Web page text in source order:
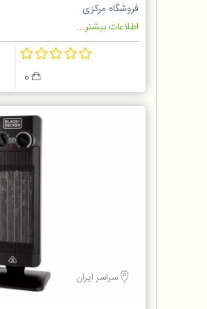
فروشگاه مرکزی
اطلاعات بیشتر...
سراسر ایران